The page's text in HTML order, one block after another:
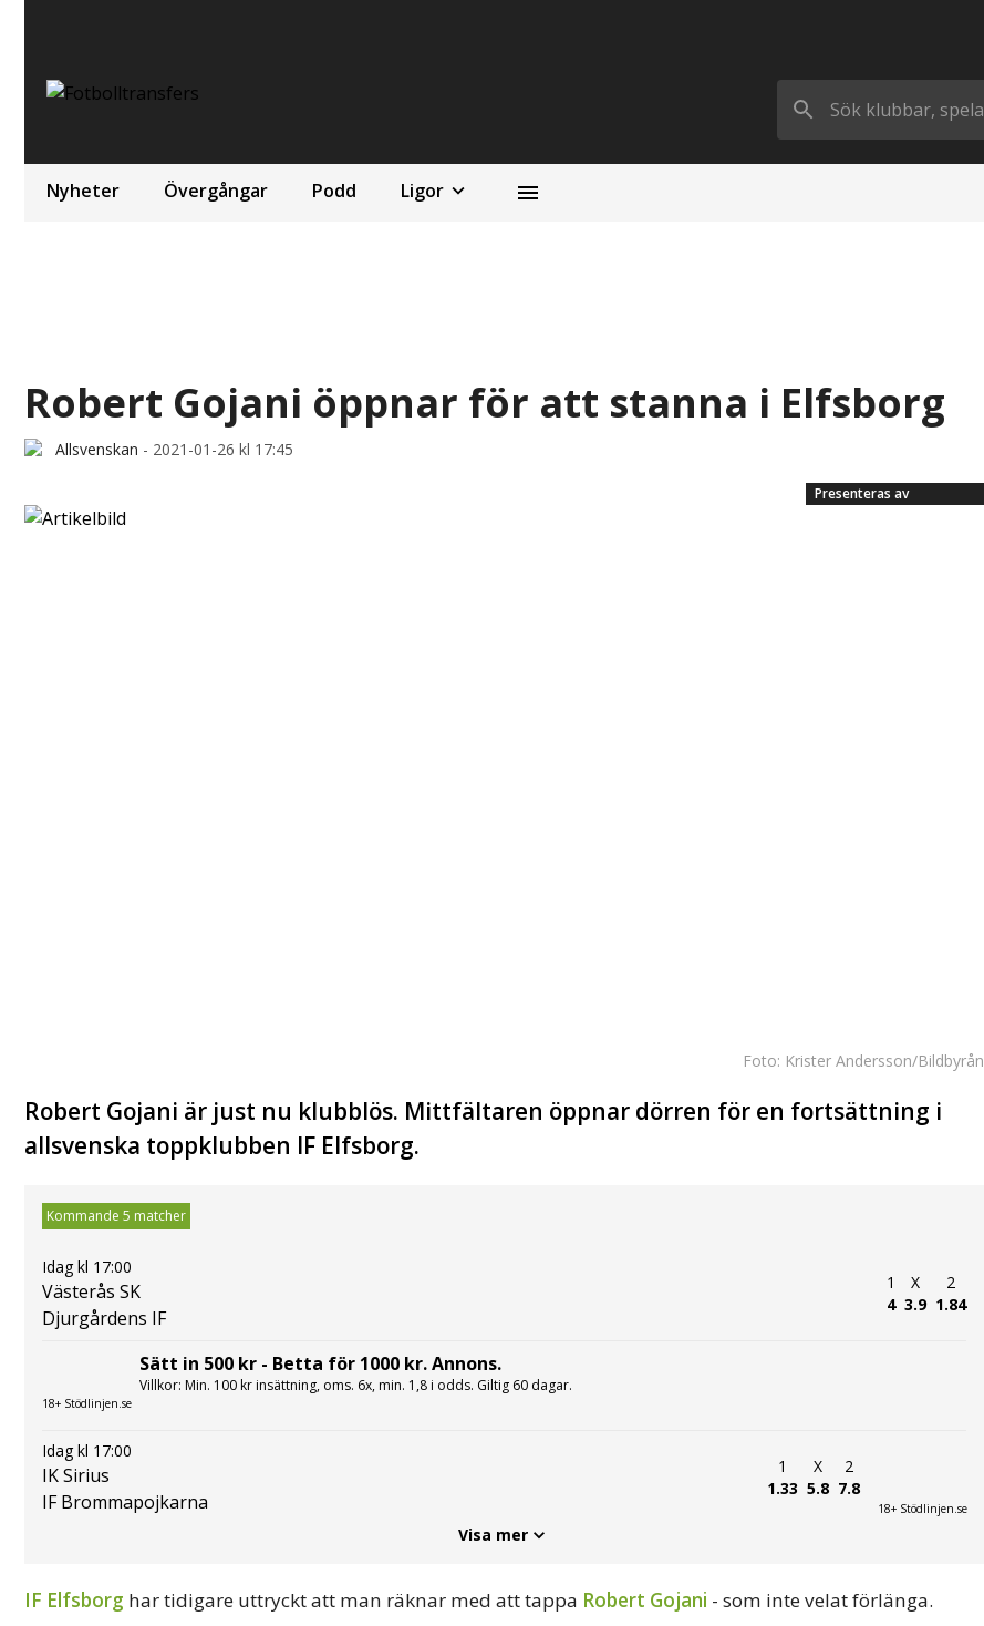
Nyheter Övergångar Podd Ligor
Robert Gojani öppnar för att stanna i Elfsborg
Allsvenskan - 2021-01-26 kl 17:45
Presenteras av
Foto: Krister Andersson/Bildbyrån
Robert Gojani är just nu klubblös. Mittfältaren öppnar dörren för en fortsättning i
allsvenska toppklubben IF Elfsborg.
Kommande 5 matcher
Idag kl 17:00
Västerås SK
Djurgårdens IF
1
4
X
3.9
2
1.84
18+ Stödlinjen.se
Sätt in 500 kr - Betta för 1000 kr. Annons.
Villkor: Min. 100 kr insättning, oms. 6x, min. 1,8 i odds. Giltig 60 dagar.
Idag kl 17:00
IK Sirius
IF Brommapojkarna
1
1.33
X
5.8
2
7.8
18+ Stödlinjen.se
Visa mer
IF Elfsborg har tidigare uttryckt att man räknar med att tappa Robert Gojani - som inte velat förlänga.